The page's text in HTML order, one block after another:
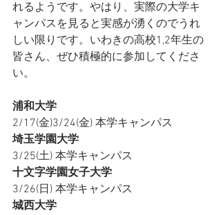
れるようです。やはり、実際の大学キ
ャンパスを見ると実感が湧くのでうれ
しい限りです。いわきの高校1,2年生の
皆さん、ぜひ積極的に参加してくださ
い。
浦和大学
2/17(金)3/24(金) 本学キャンパス
埼玉学園大学
3/25(土) 本学キャンパス
十文字学園女子大学
3/26(日) 本学キャンパス
城西大学